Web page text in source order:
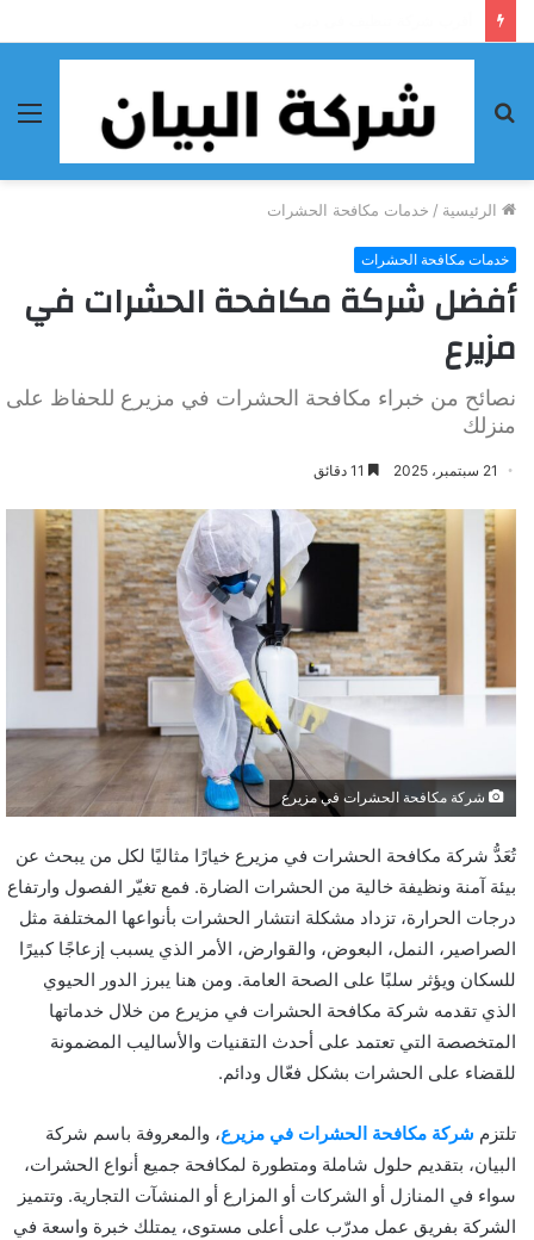
الرئيسية / خدمات مكافحة الحشرات
خدمات مكافحة الحشرات
أفضل شركة مكافحة الحشرات في
مزيرع
نصائح من خبراء مكافحة الحشرات في مزيرع للحفاظ على
منزلك
21 سبتمبر، 2025
شركة مكافحة الحشرات في مزيرع
تُعَدُّ شركة مكافحة الحشرات في مزيرع خيارًا مثاليًا لكل من يبحث عن
بيئة آمنة ونظيفة خالية من الحشرات الضارة. فمع تغيّر الفصول وارتفاع
درجات الحرارة، تزداد مشكلة انتشار الحشرات بأنواعها المختلفة مثل
الصراصير، النمل، البعوض، والقوارض، الأمر الذي يسبب إزعاجًا كبيرًا
للسكان ويؤثر سلبًا على الصحة العامة. ومن هنا يبرز الدور الحيوي
الذي تقدمه شركة مكافحة الحشرات في مزيرع من خلال خدماتها
المتخصصة التي تعتمد على أحدث التقنيات والأساليب المضمونة
للقضاء على الحشرات بشكل فعّال ودائم.
تلتزم شركة مكافحة الحشرات في مزيرع، والمعروفة باسم شركة
البيان، بتقديم حلول شاملة ومتطورة لمكافحة جميع أنواع الحشرات،
سواء في المنازل أو الشركات أو المزارع أو المنشآت التجارية. وتتميز
الشركة بفريق عمل مدرّب على أعلى مستوى، يمتلك خبرة واسعة في